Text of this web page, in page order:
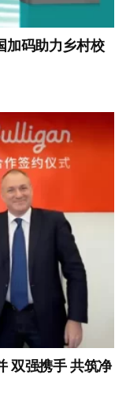
加码助力乡村校
双强携手 共筑净